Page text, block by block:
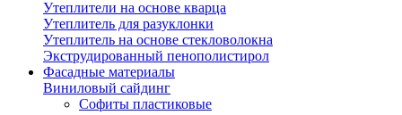
Утеплители на основе кварца
Утеплитель для разуклонки
Утеплитель на основе стекловолокна
Экструдированный пенополистирол
Фасадные материалы
Виниловый сайдинг
Cофиты пластиковые